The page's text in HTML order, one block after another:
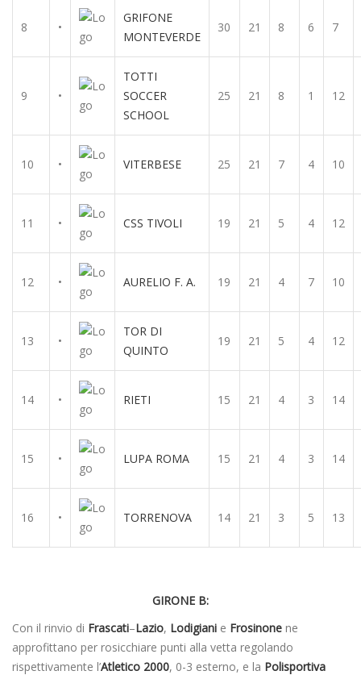
8 •
GRIFONE
MONTEVERDE
30 21 8 6 7
9 •
TOTTI
SOCCER
SCHOOL
25 21 8 1 12
10 • VITERBESE 25 21 7 4 10
11 • CSS TIVOLI 19 21 5 4 12
12 • AURELIO F. A. 19 21 4 7 10
13 •
TOR DI
QUINTO
19 21 5 4 12
14 • RIETI 15 21 4 3 14
15 • LUPA ROMA 15 21 4 3 14
16 • TORRENOVA 14 21 3 5 13
GIRONE B:
Con il rinvio di Frascati–Lazio, Lodigiani e Frosinone ne
approfittano per rosicchiare punti alla vetta regolando
rispettivamente l’Atletico 2000, 0-3 esterno, e la Polisportiva